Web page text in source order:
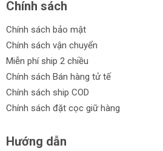
Chính sách
Chính sách bảo mật
Chính sách vận chuyển
Miễn phí ship 2 chiều
Chính sách Bán hàng tử tế
Chính sách ship COD
Chính sách đặt cọc giữ hàng
Hướng dẫn